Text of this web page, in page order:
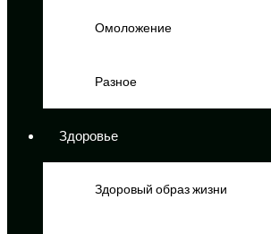
Омоложение
Разное
Здоровье
Здоровый образ жизни